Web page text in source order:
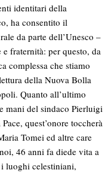
identitari della
ha consentito il
da parte dell’Unesco –
fraternità: per questo, da
complessa che stiamo
della Nuova Bolla
Quanto all’ultimo
mani del sindaco Pierluigi
quest’onore toccherà
Tomei ed altre care
46 anni fa diede vita a
luoghi celestiniani,